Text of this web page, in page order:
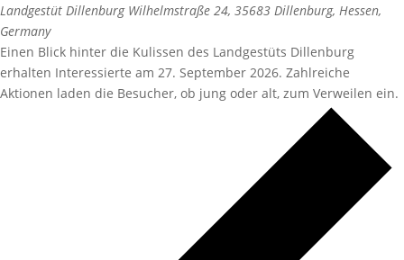
Landgestüt Dillenburg Wilhelmstraße 24, 35683 Dillenburg, Hessen,
Germany
Einen Blick hinter die Kulissen des Landgestüts Dillenburg
erhalten Interessierte am 27. September 2026. Zahlreiche
Aktionen laden die Besucher, ob jung oder alt, zum Verweilen ein.